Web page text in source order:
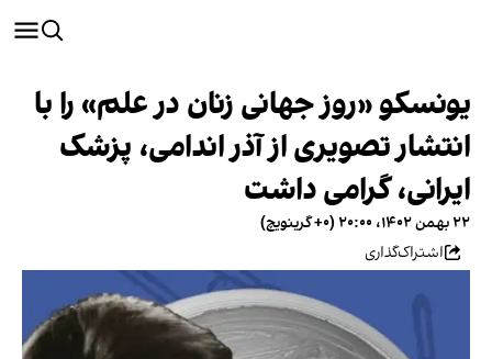
یونسکو «روز جهانی زنان در علم» را با
انتشار تصویری از آذر اندامی، پزشک
ایرانی، گرامی داشت
۲۲ بهمن ۱۴۰۲، ۲۰:۰۰ (‎+۰ گرینویچ)
اشتراک‌گذاری